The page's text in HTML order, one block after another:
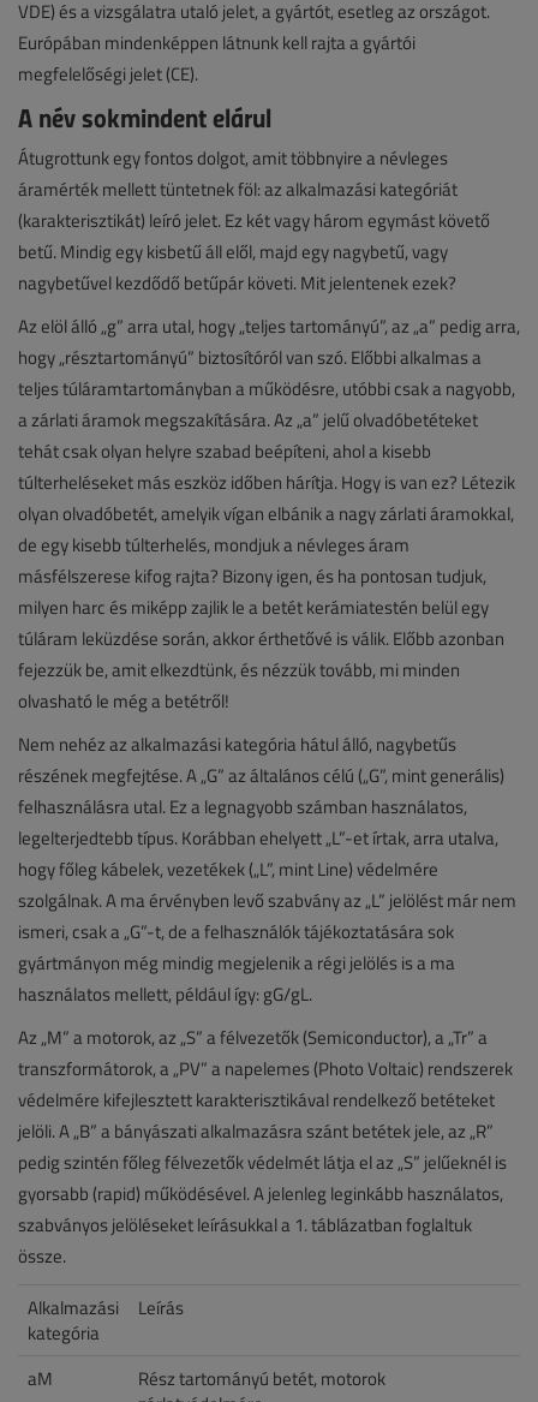
VDE) és a vizsgálatra utaló jelet, a gyártót, esetleg az országot.
Európában mindenképpen látnunk kell rajta a gyártói
megfelelőségi jelet (CE).
A név sokmindent elárul
Átugrottunk egy fontos dolgot, amit többnyire a névleges
áramérték mellett tüntetnek föl: az alkalmazási kategóriát
(karakterisztikát) leíró jelet. Ez két vagy három egymást követő
betű. Mindig egy kisbetű áll elől, majd egy nagybetű, vagy
nagybetűvel kezdődő betűpár követi. Mit jelentenek ezek?
Az elöl álló „g” arra utal, hogy „teljes tartományú”, az „a” pedig arra,
hogy „résztartományú” biztosítóról van szó. Előbbi alkalmas a
teljes túláramtartományban a működésre, utóbbi csak a nagyobb,
a zárlati áramok megszakítására. Az „a” jelű olvadóbetéteket
tehát csak olyan helyre szabad beépíteni, ahol a kisebb
túlterheléseket más eszköz időben hárítja. Hogy is van ez? Létezik
olyan olvadóbetét, amelyik vígan elbánik a nagy zárlati áramokkal,
de egy kisebb túlterhelés, mondjuk a névleges áram
másfélszerese kifog rajta? Bizony igen, és ha pontosan tudjuk,
milyen harc és miképp zajlik le a betét kerámiatestén belül egy
túláram leküzdése során, akkor érthetővé is válik. Előbb azonban
fejezzük be, amit elkezdtünk, és nézzük tovább, mi minden
olvasható le még a betétről!
Nem nehéz az alkalmazási kategória hátul álló, nagybetűs
részének megfejtése. A „G” az általános célú („G”, mint generális)
felhasználásra utal. Ez a legnagyobb számban használatos,
legelterjedtebb típus. Korábban ehelyett „L”-et írtak, arra utalva,
hogy főleg kábelek, vezetékek („L”, mint Line) védelmére
szolgálnak. A ma érvényben levő szabvány az „L” jelölést már nem
ismeri, csak a „G”-t, de a felhasználók tájékoztatására sok
gyártmányon még mindig megjelenik a régi jelölés is a ma
használatos mellett, például így: gG/gL.
Az „M” a motorok, az „S” a félvezetők (Semiconductor), a „Tr” a
transzformátorok, a „PV” a napelemes (Photo Voltaic) rendszerek
védelmére kifejlesztett karakterisztikával rendelkező betéteket
jelöli. A „B” a bányászati alkalmazásra szánt betétek jele, az „R”
pedig szintén főleg félvezetők védelmét látja el az „S” jelűeknél is
gyorsabb (rapid) működésével. A jelenleg leginkább használatos,
szabványos jelöléseket leírásukkal a 1. táblázatban foglaltuk
össze.
Alkalmazási
kategória
Leírás
aM
Rész tartományú betét, motorok